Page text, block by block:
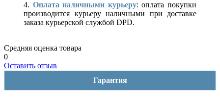
4. Оплата наличными курьеру: оплата покупки
производится курьеру наличными при доставке
заказа курьерской службой DPD.
Средняя оценка товара
0
Оставить отзыв
Гарантия